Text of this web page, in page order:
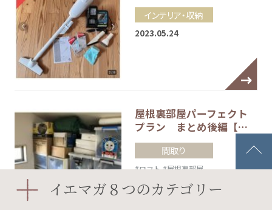
インテリア・収納
2023.05.24
屋根裏部屋パーフェクト
プラン まとめ後編【…
間取り
#ロフト#屋根裏部屋
2023.03.08
イエマガ８つのカテゴリー